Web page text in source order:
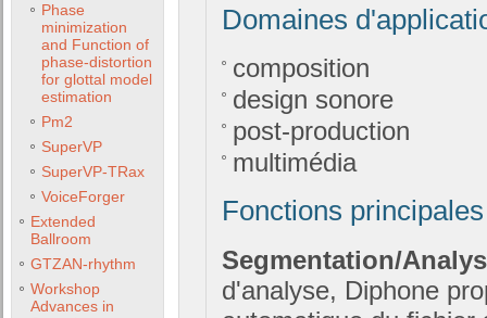
Phase
minimization
and Function of
phase-distortion
for glottal model
estimation
Pm2
SuperVP
SuperVP-TRax
VoiceForger
Extended
Ballroom
GTZAN-rhythm
Workshop
Advances in
Domaines
composition
design sonore
post-production
multimédia
Fonctions principales
Segmentation/
d'analyse, Diphone